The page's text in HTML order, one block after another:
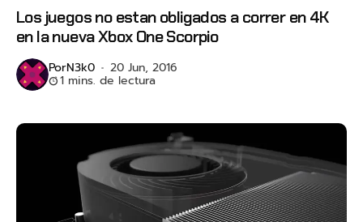
Los juegos no estan obligados a correr en 4K
en la nueva Xbox One Scorpio
PorN3k0 20 Jun, 2016
1 mins. de lectura